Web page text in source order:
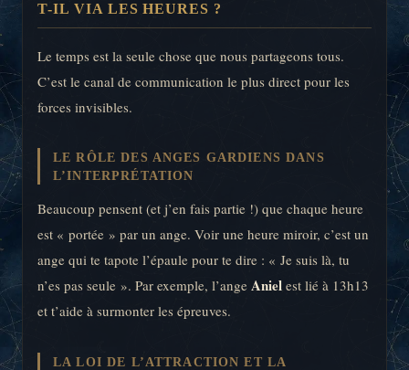
T-IL VIA LES HEURES ?
Le temps est la seule chose que nous partageons tous.
C’est le canal de communication le plus direct pour les
forces invisibles.
LE RÔLE DES ANGES GARDIENS DANS
L’INTERPRÉTATION
Beaucoup pensent (et j’en fais partie !) que chaque heure
est « portée » par un ange. Voir une heure miroir, c’est un
ange qui te tapote l’épaule pour te dire : « Je suis là, tu
n’es pas seule ». Par exemple, l’ange Aniel est lié à 13h13
et t’aide à surmonter les épreuves.
LA LOI DE L’ATTRACTION ET LA